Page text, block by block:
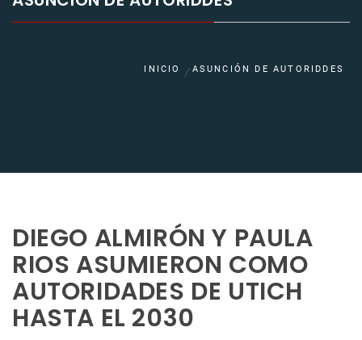
INICIO ASUNCIÓN DE AUTORIDDES
DIEGO ALMIRÓN Y PAULA
RIOS ASUMIERON COMO
AUTORIDADES DE UTICH
HASTA EL 2030